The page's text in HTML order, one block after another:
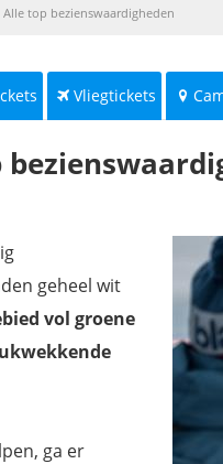
top bezienswaardigheden
Vliegtickets
geheel wit
vol groene
ga er